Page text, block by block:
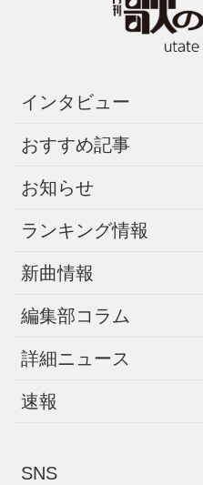
インタビュー
おすすめ記事
お知らせ
ランキング情報
新曲情報
編集部コラム
詳細ニュース
速報
SNS